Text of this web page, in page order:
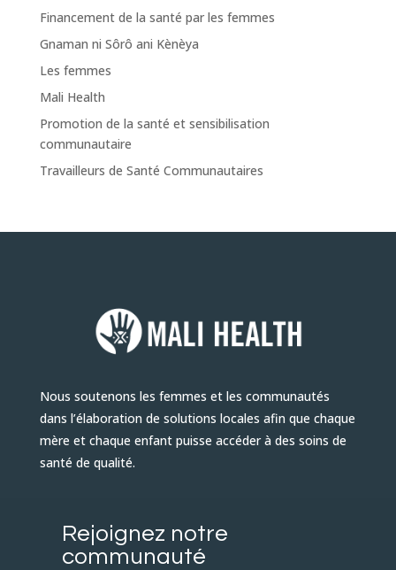
Financement de la santé par les femmes
Gnaman ni Sôrô ani Kènèya
Les femmes
Mali Health
Promotion de la santé et sensibilisation
communautaire
Travailleurs de Santé Communautaires
Nous soutenons les femmes et les communautés
dans l’élaboration de solutions locales afin que chaque
mère et chaque enfant puisse accéder à des soins de
santé de qualité.
Rejoignez notre
communauté